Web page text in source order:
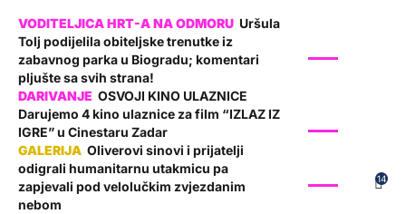
Uršula
Tolj podijelila obiteljske trenutke iz
zabavnog parka u Biogradu; komentari
pljušte sa svih strana!
OSVOJI KINO ULAZNICE
Darujemo 4 kino ulaznice za film “IZLAZ IZ
IGRE” u Cinestaru Zadar
14
Oliverovi sinovi i prijatelji
odigrali humanitarnu utakmicu pa
zapjevali pod velolučkim zvjezdanim
nebom